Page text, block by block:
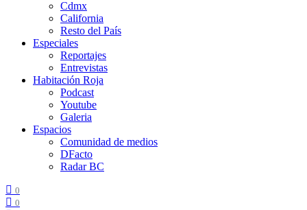
Cdmx
California
Resto del País
Especiales
Reportajes
Entrevistas
Habitación Roja
Podcast
Youtube
Galeria
Espacios
Comunidad de medios
DFacto
Radar BC
0
0